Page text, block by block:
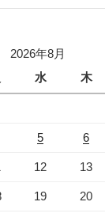
2026年8月
水 木
5 6
12 13
19 20